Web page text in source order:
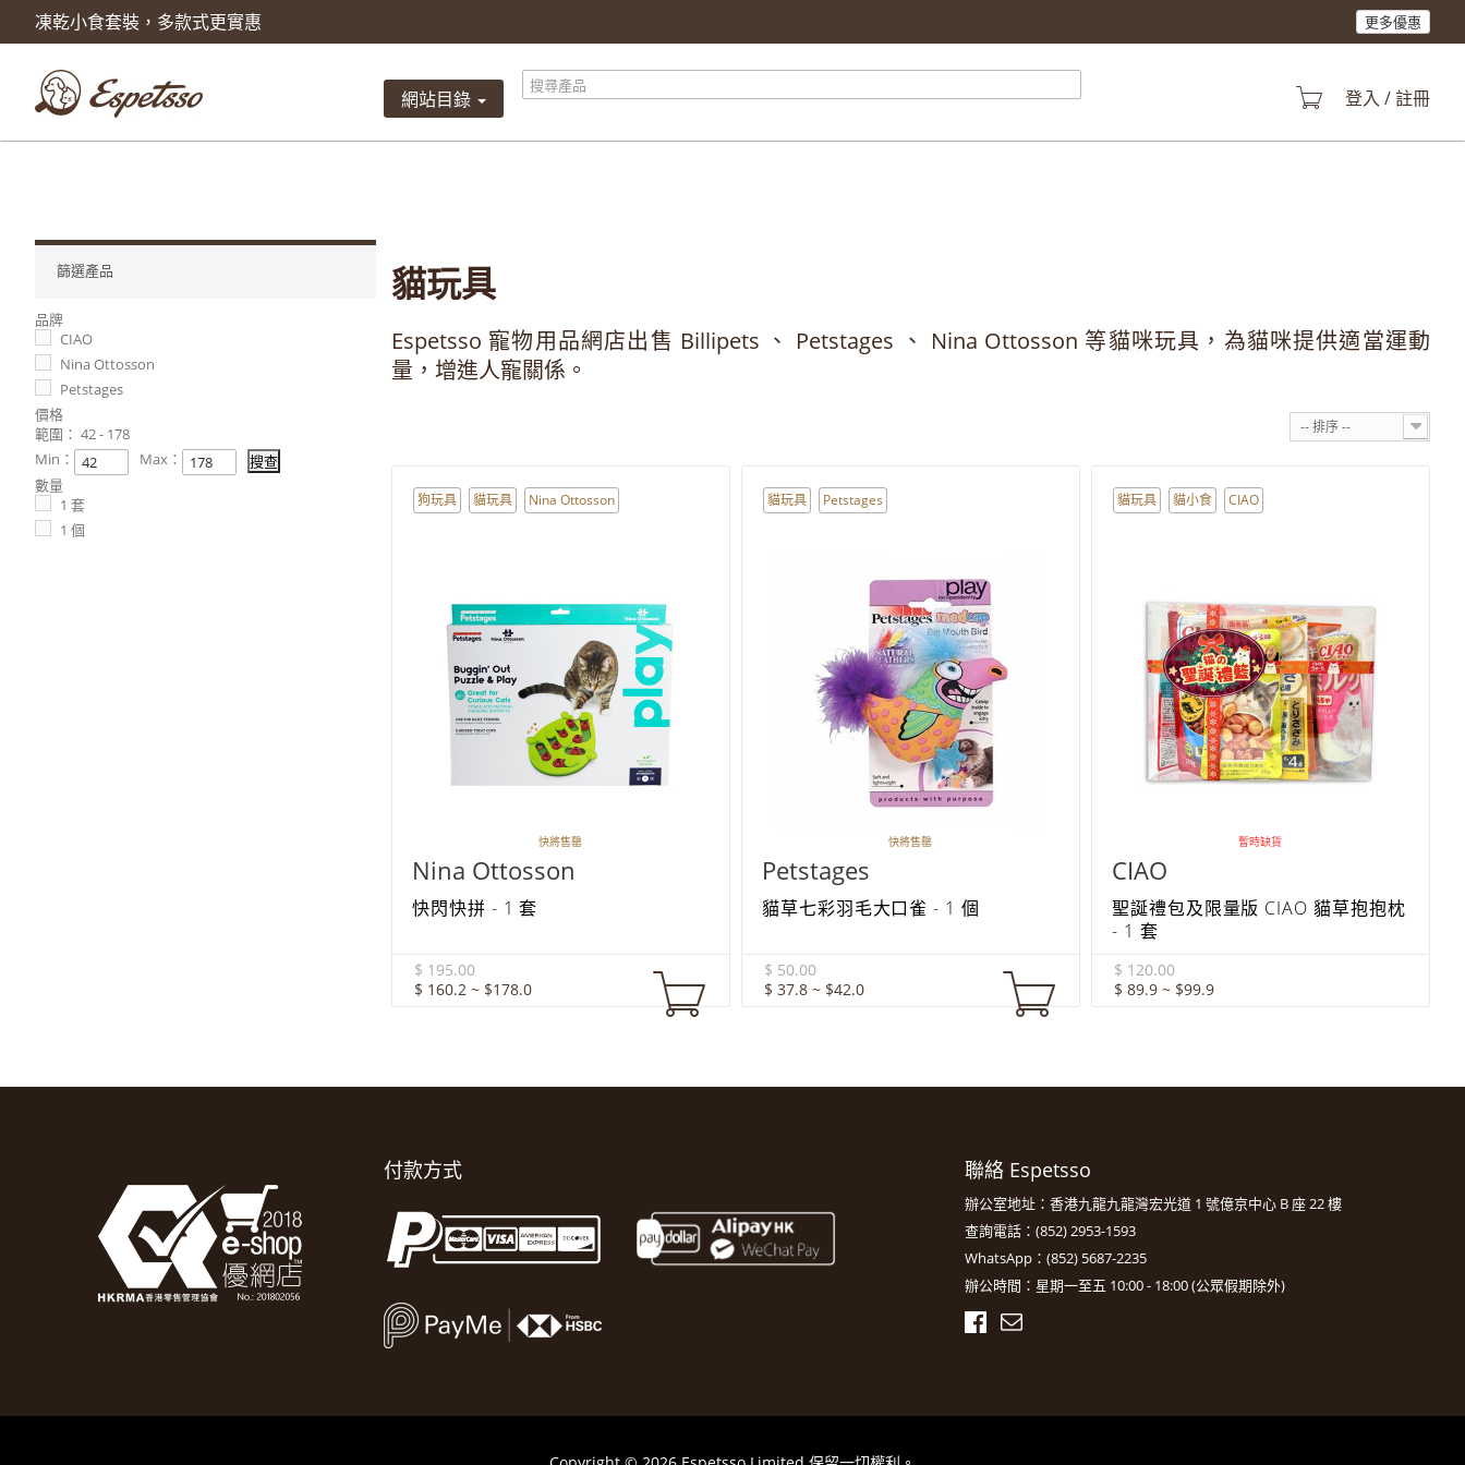
凍乾小食套裝，多款式更實惠 更多優惠
產品已被加入到購物車
數量
總計
產品總計$ 0.00
總計$ 0.00
繼續購物
前往結算
網站目錄 登入 / 註冊
篩選產品
品牌
CIAO
Nina Ottosson
Petstages
價格
範圍： 42 - 178
Min：
Max：
數量
1 套
1 個
貓玩具
Espetsso 寵物用品網店出售 Billipets 、 Petstages 、 Nina Ottosson 等貓咪玩具，為貓咪提供適當運動
量，增進人寵關係。
-- 排序 --
狗玩具 貓玩具 Nina Ottosson
快將售罄
Nina Ottosson
快閃快拼 - 1 套
$ 195.00
$ 160.2 ~ $178.0
貓玩具 Petstages
快將售罄
Petstages
貓草七彩羽毛大口雀 - 1 個
$ 50.00
$ 37.8 ~ $42.0
貓玩具 貓小食 CIAO
暫時缺貨
CIAO
聖誕禮包及限量版 CIAO 貓草抱抱枕
- 1 套
$ 120.00
$ 89.9 ~ $99.9
付款方式 聯絡 Espetsso
辦公室地址：香港九龍九龍灣宏光道 1 號億京中心 B 座 22 樓
查詢電話：(852) 2953-1593
WhatsApp：(852) 5687-2235
辦公時間：星期一至五 10:00 - 18:00 (公眾假期除外)